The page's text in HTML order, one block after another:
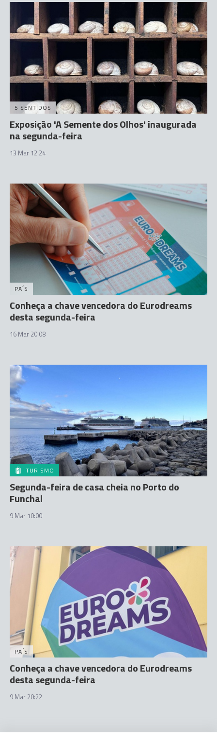
5 SENTIDOS
Exposição 'A Semente dos Olhos' inaugurada
na segunda-feira
13 Mar 12:24
PAÍS
Conheça a chave vencedora do Eurodreams
desta segunda-feira
16 Mar 20:08
TURISMO
Segunda-feira de casa cheia no Porto do
Funchal
9 Mar 10:00
PAÍS
Conheça a chave vencedora do Eurodreams
desta segunda-feira
9 Mar 20:22